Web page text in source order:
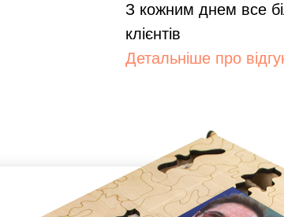
З кожним днем все
клієнтів
Детальніше про